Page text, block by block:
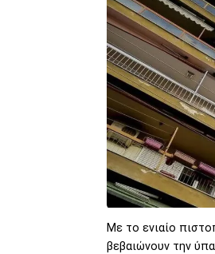
Με το ενιαίο
βεβαιώνουν την